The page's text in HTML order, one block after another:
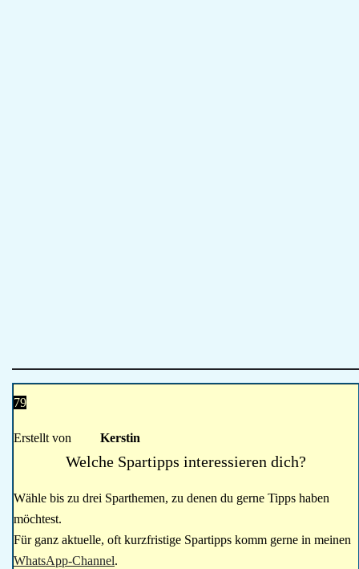
79
Erstellt von Kerstin
Welche Spartipps interessieren dich?
Wähle bis zu drei Sparthemen, zu denen du gerne Tipps haben
möchtest.
Für ganz aktuelle, oft kurzfristige Spartipps komm gerne in meinen
WhatsApp-Channel.